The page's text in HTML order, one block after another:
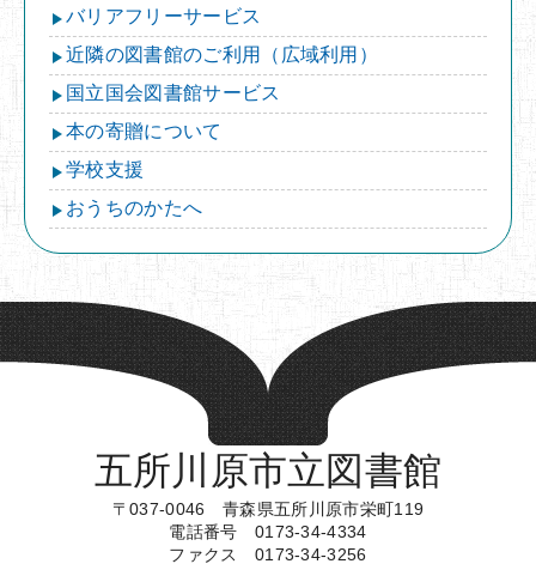
バリアフリーサービス
近隣の図書館のご利用（広域利用）
国立国会図書館サービス
本の寄贈について
学校支援
おうちのかたへ
五所川原市立図書館
〒037-0046 青森県五所川原市栄町119
電話番号 0173-34-4334
ファクス 0173-34-3256